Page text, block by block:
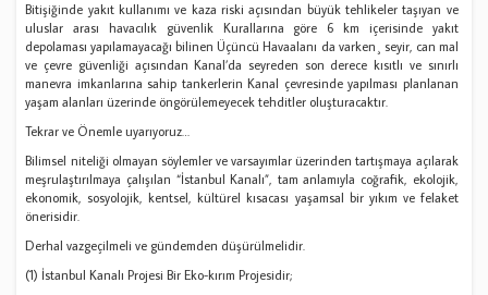
Bitişiğinde yakıt kullanımı ve kaza riski açısından büyük tehlikeler taşıyan ve
uluslar arası havacılık güvenlik Kurallarına göre 6 km içerisinde yakıt
depolaması yapılamayacağı bilinen Üçüncü Havaalanı da varken¸ seyir, can mal
ve çevre güvenliği açısından Kanal’da seyreden son derece kısıtlı ve sınırlı
manevra imkanlarına sahip tankerlerin Kanal çevresinde yapılması planlanan
yaşam alanları üzerinde öngörülemeyecek tehditler oluşturacaktır.
Tekrar ve Önemle uyarıyoruz…
Bilimsel niteliği olmayan söylemler ve varsayımlar üzerinden tartışmaya açılarak
meşrulaştırılmaya çalışılan “İstanbul Kanalı”, tam anlamıyla coğrafik, ekolojik,
ekonomik, sosyolojik, kentsel, kültürel kısacası yaşamsal bir yıkım ve felaket
önerisidir.
Derhal vazgeçilmeli ve gündemden düşürülmelidir.
(1) İstanbul Kanalı Projesi Bir Eko-kırım Projesidir;